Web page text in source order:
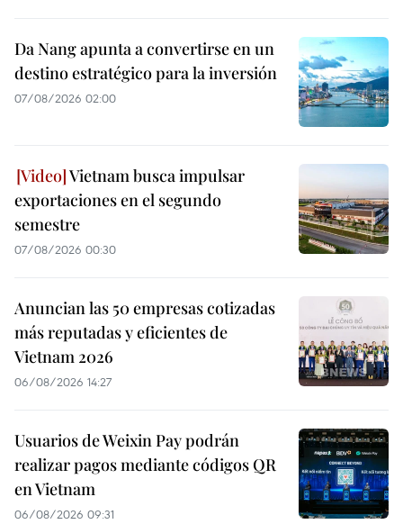
Da Nang apunta a convertirse en un
destino estratégico para la inversión
07/08/2026 02:00
Vietnam busca impulsar
exportaciones en el segundo
semestre
07/08/2026 00:30
Anuncian las 50 empresas cotizadas
más reputadas y eficientes de
Vietnam 2026
06/08/2026 14:27
Usuarios de Weixin Pay podrán
realizar pagos mediante códigos QR
en Vietnam
06/08/2026 09:31